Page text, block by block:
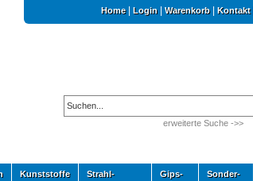
Home| Login Warenkorb| Kontakt|
erweiterte Suche ->>
Kunststoffe
Strahl-
Gips-
Sonder-